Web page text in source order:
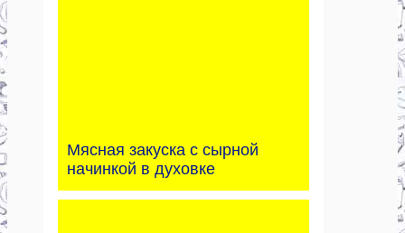
Мясная закуска с сырной
начинкой в духовке